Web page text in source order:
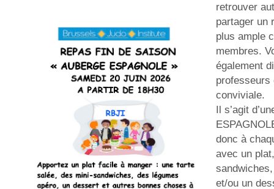
retrouver
partager un
plus ample
membres.
également
professeurs
conviviale.
Il s’agit
donc à
avec un
et/ou un